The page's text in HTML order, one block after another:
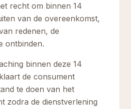
recht om binnen 14
van de overeenkomst,
redenen, de
ontbinden.
binnen deze 14
de consument
te doen van het
zodra de dienstverlening